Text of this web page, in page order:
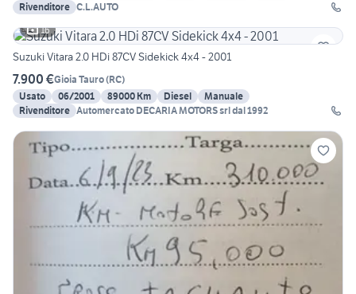
Rivenditore C.L.AUTO
16
Suzuki Vitara 2.0 HDi 87CV Sidekick 4x4 - 2001
7.900 €Gioia Tauro(RC)
Usato
06/2001 89000 Km Diesel
Manuale
Rivenditore Automercato DECARIA MOTORS srl dal 1992